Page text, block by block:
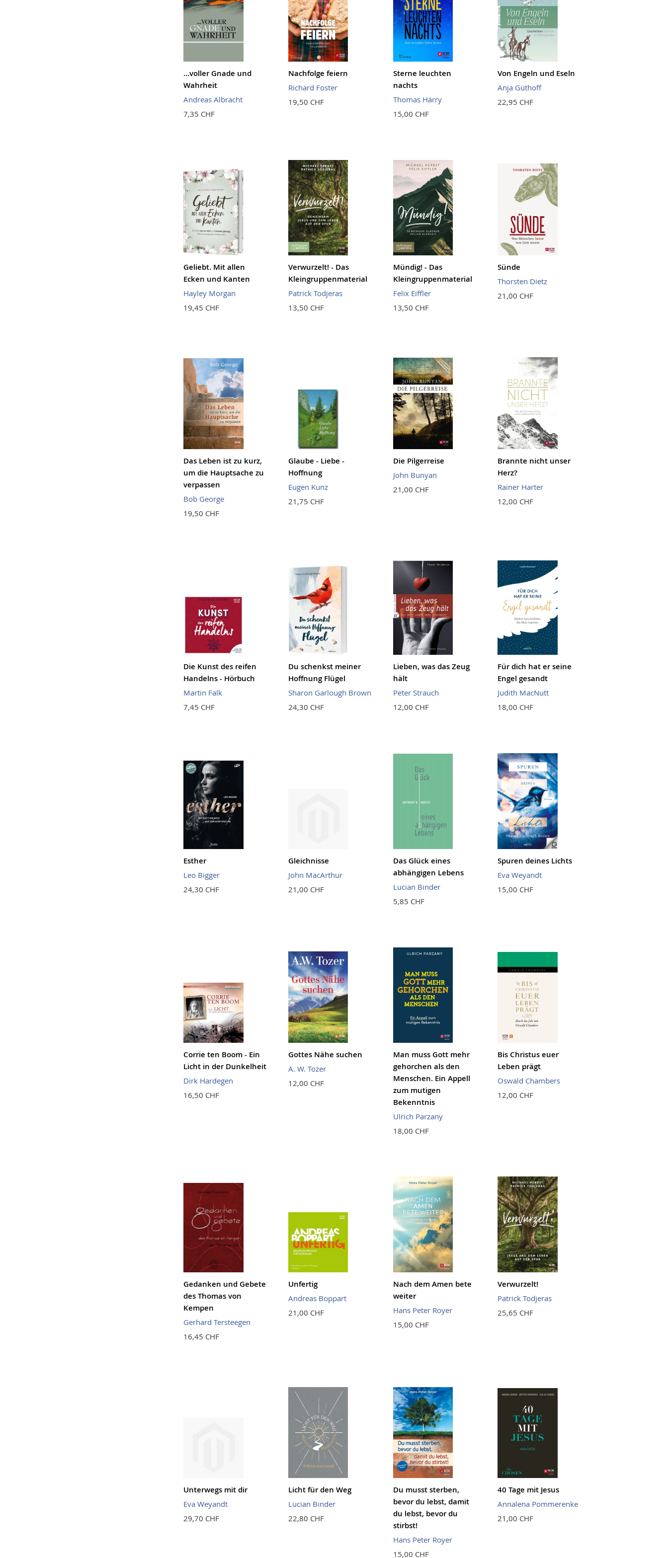
...voller Gnade und
Wahrheit
Andreas Albracht
7,35 CHF
Nachfolge feiern
Richard Foster
19,50 CHF
Sterne leuchten
nachts
Thomas Härry
15,00 CHF
Von Engeln und Eseln
Anja Güthoff
22,95 CHF
Geliebt. Mit allen
Ecken und Kanten
Hayley Morgan
19,45 CHF
Verwurzelt! - Das
Kleingruppenmaterial
Patrick Todjeras
13,50 CHF
Mündig! - Das
Kleingruppenmaterial
Felix Eiffler
13,50 CHF
Sünde
Thorsten Dietz
21,00 CHF
Das Leben ist zu kurz,
um die Hauptsache zu
verpassen
Bob George
19,50 CHF
Glaube - Liebe -
Hoffnung
Eugen Kunz
21,75 CHF
Die Pilgerreise
John Bunyan
21,00 CHF
Brannte nicht unser
Herz?
Rainer Harter
12,00 CHF
Die Kunst des reifen
Handelns - Hörbuch
Martin Falk
7,45 CHF
Du schenkst meiner
Hoffnung Flügel
Sharon Garlough Brown
24,30 CHF
Lieben, was das Zeug
hält
Peter Strauch
12,00 CHF
Für dich hat er seine
Engel gesandt
Judith MacNutt
18,00 CHF
Esther
Leo Bigger
24,30 CHF
Gleichnisse
John MacArthur
21,00 CHF
Das Glück eines
abhängigen Lebens
Lucian Binder
5,85 CHF
Spuren deines Lichts
Eva Weyandt
15,00 CHF
Corrie ten Boom - Ein
Licht in der Dunkelheit
Dirk Hardegen
16,50 CHF
Gottes Nähe suchen
A. W. Tozer
12,00 CHF
Man muss Gott mehr
gehorchen als den
Menschen. Ein Appell
zum mutigen
Bekenntnis
Ulrich Parzany
18,00 CHF
Bis Christus euer
Leben prägt
Oswald Chambers
12,00 CHF
Gedanken und Gebete
des Thomas von
Kempen
Gerhard Tersteegen
16,45 CHF
Unfertig
Andreas Boppart
21,00 CHF
Nach dem Amen bete
weiter
Hans Peter Royer
15,00 CHF
Verwurzelt!
Patrick Todjeras
25,65 CHF
Unterwegs mit dir
Eva Weyandt
29,70 CHF
Licht für den Weg
Lucian Binder
22,80 CHF
Du musst sterben,
bevor du lebst, damit
du lebst, bevor du
stirbst!
Hans Peter Royer
15,00 CHF
40 Tage mit Jesus
Annalena Pommerenke
21,00 CHF